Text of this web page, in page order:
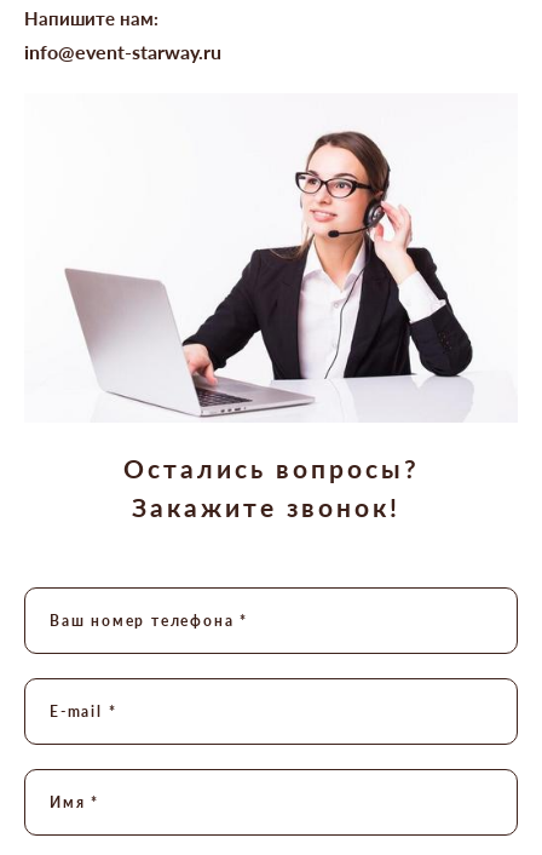
Напишите нам:
info@event-starway.ru
Остались вопросы?
Закажите звонок!
Ваш номер телефона *
E-mail *
Имя *